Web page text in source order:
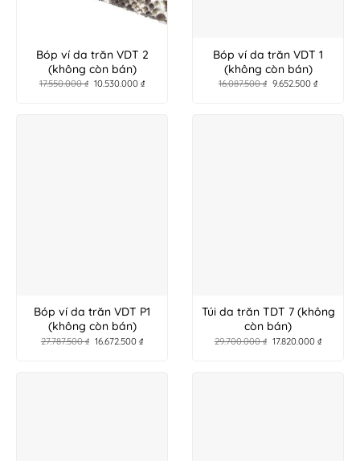
Bóp ví da trăn VDT 2
(không còn bán)
17.550.000₫ 10.530.000₫
Bóp ví da trăn VDT 1
(không còn bán)
16.087.500₫ 9.652.500₫
Bóp ví da trăn VDT P1
(không còn bán)
27.787.500₫ 16.672.500₫
Túi da trăn TDT 7 (không
còn bán)
29.700.000₫ 17.820.000₫